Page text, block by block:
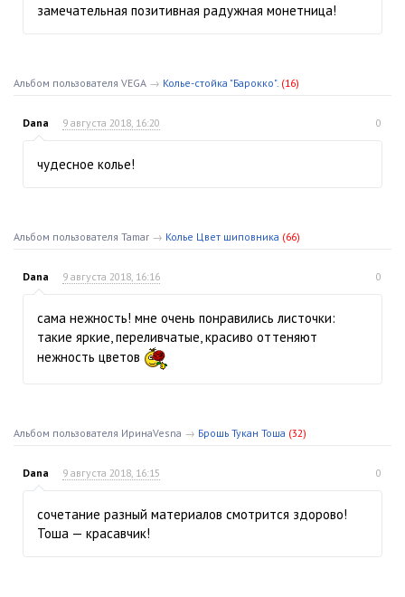
замечательная позитивная радужная монетница!
Альбом пользователя VEGA → Колье-стойка "Барокко". (16)
Dana 9 августа 2018, 16:20 0
чудесное колье!
Альбом пользователя Tamar → Колье Цвет шиповника (66)
Dana 9 августа 2018, 16:16 0
сама нежность! мне очень понравились листочки:
такие яркие, переливчатые, красиво оттеняют
нежность цветов
Альбом пользователя ИринаVesna → Брошь Тукан Тоша (32)
Dana 9 августа 2018, 16:15 0
сочетание разный материалов смотрится здорово!
Тоша — красавчик!